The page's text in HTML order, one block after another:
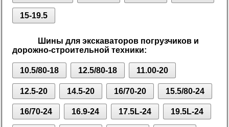
15-19.5
Шины для экскаваторов погрузчиков и
дорожно-строительной техники:
10.5/80-18 12.5/80-18 11.00-20
12.5-20 14.5-20 16/70-20 15.5/80-24
16/70-24 16.9-24 17.5L-24 19.5L-24